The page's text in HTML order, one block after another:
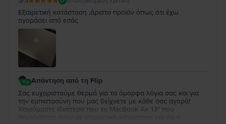
Εξαιρετική κατάσταση ,άριστο προϊόν όπως ότι έχω
αγοράσει από εσάς
Απάντηση από τη Flip
Σας ευχαριστούμε θερμά για τα όμορφα λόγια σας και για
την εμπιστοσύνη που μας δείχνετε με κάθε σας αγορά!
Χαιρόμαστε ιδιαίτερα που το MacBook Air 13″ που